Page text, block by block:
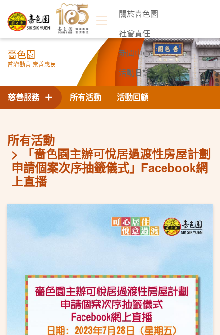
關於嗇色園
社會責任
新聞中心
活動日誌
聯絡我們
嗇色園
普濟勸善 崇善惠民
所有活動 活動回顧
慈善服務
所有活動
「嗇色園主辦可悅居過渡性房屋計劃
申請個案次序抽籤儀式」Facebook網
上直播